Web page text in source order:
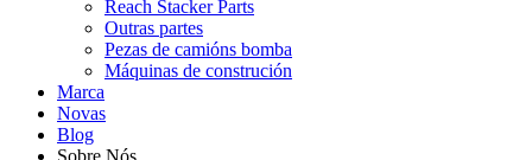
Reach Stacker Parts
Outras partes
Pezas de camións bomba
Máquinas de construción
Marca
Novas
Blog
Sobre Nós